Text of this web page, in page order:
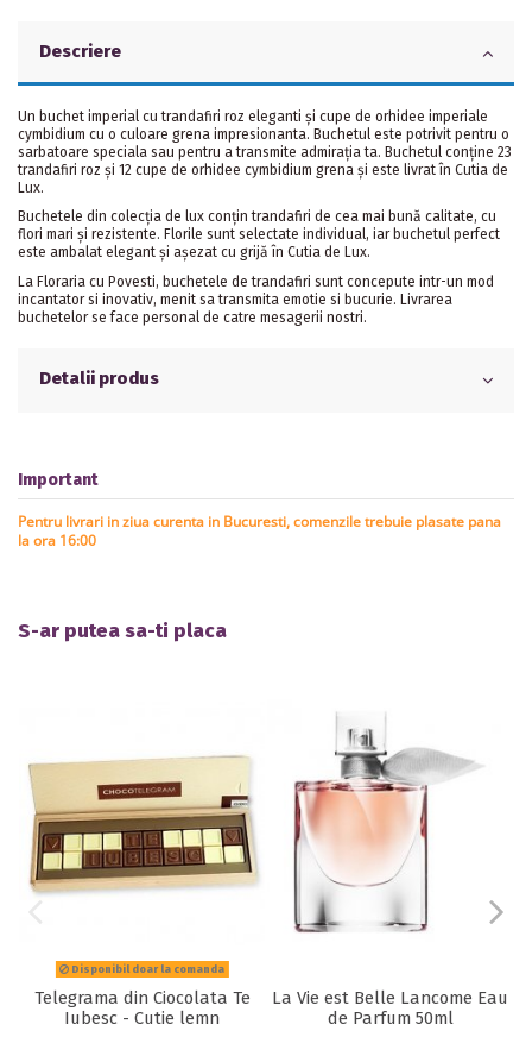
Descriere
Un buchet imperial cu trandafiri roz eleganti și cupe de orhidee imperiale
cymbidium cu o culoare grena impresionanta. Buchetul este potrivit pentru o
sarbatoare speciala sau pentru a transmite admirația ta. Buchetul conține 23
trandafiri roz și 12 cupe de orhidee cymbidium grena și este livrat în Cutia de
Lux.
Buchetele din colecția de lux conțin trandafiri de cea mai bună calitate, cu
flori mari și rezistente. Florile sunt selectate individual, iar buchetul perfect
este ambalat elegant și așezat cu grijă în Cutia de Lux.
La Floraria cu Povesti, buchetele de trandafiri sunt concepute intr-un mod
incantator si inovativ, menit sa transmita emotie si bucurie. Livrarea
buchetelor se face personal de catre mesagerii nostri.
Detalii produs
Important
Pentru livrari in ziua curenta in Bucuresti, comenzile trebuie plasate pana
la ora 16:00
S-ar putea sa-ti placa
Disponibil doar la comanda
Telegrama din Ciocolata Te
Iubesc - Cutie lemn
La Vie est Belle Lancome Eau
de Parfum 50ml